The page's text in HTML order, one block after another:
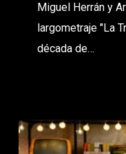
Miguel Herrán y
largometraje "La
década de…